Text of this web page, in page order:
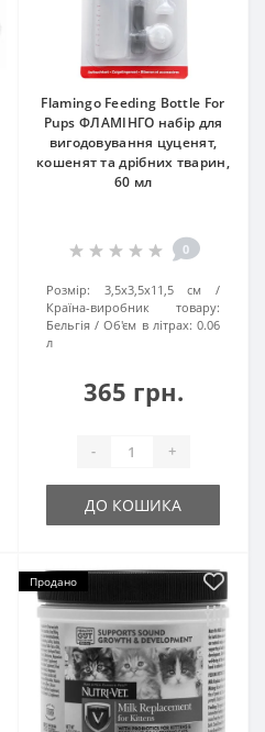
Flamingo Feeding Bottle For
Pups ФЛАМІНГО набір для
вигодовування цуценят,
кошенят та дрібних тварин,
60 мл
0
Розмір:
3,5х3,5х11,5 см
Країна-виробник товару:
Бельгія
Об'єм в літрах: 0.06
л
365 грн.
- +
ДО КОШИКА
Продано